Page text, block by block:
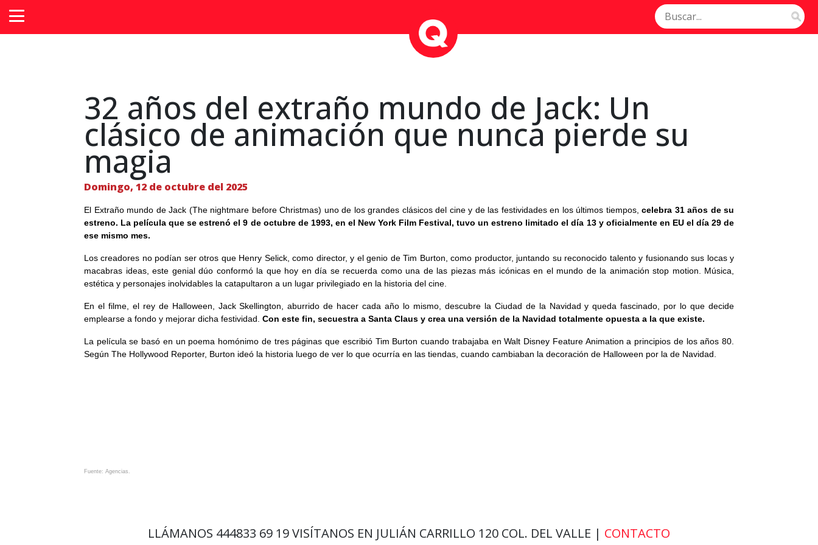
32 años del extraño mundo de Jack: Un
clásico de animación que nunca pierde su
magia
Domingo, 12 de octubre del 2025
El Extraño mundo de Jack (The nightmare before Christmas) uno de los grandes clásicos del cine y de las festividades en los últimos tiempos, celebra 31 años de su
estreno. La película que se estrenó el 9 de octubre de 1993, en el New York Film Festival, tuvo un estreno limitado el día 13 y oficialmente en EU el día 29 de
ese mismo mes.
Los creadores no podían ser otros que Henry Selick, como director, y el genio de Tim Burton, como productor, juntando su reconocido talento y fusionando sus locas y
macabras ideas, este genial dúo conformó la que hoy en día se recuerda como una de las piezas más icónicas en el mundo de la animación stop motion. Música,
estética y personajes inolvidables la catapultaron a un lugar privilegiado en la historia del cine.
En el filme, el rey de Halloween, Jack Skellington, aburrido de hacer cada año lo mismo, descubre la Ciudad de la Navidad y queda fascinado, por lo que decide
emplearse a fondo y mejorar dicha festividad. Con este fin, secuestra a Santa Claus y crea una versión de la Navidad totalmente opuesta a la que existe.
La película se basó en un poema homónimo de tres páginas que escribió Tim Burton cuando trabajaba en Walt Disney Feature Animation a principios de los años 80.
Según The Hollywood Reporter, Burton ideó la historia luego de ver lo que ocurría en las tiendas, cuando cambiaban la decoración de Halloween por la de Navidad.
Fuente: Agencias.
LLÁMANOS 444833 69 19VISÍTANOS EN JULIÁN CARRILLO 120 COL. DEL VALLE | CONTACTO